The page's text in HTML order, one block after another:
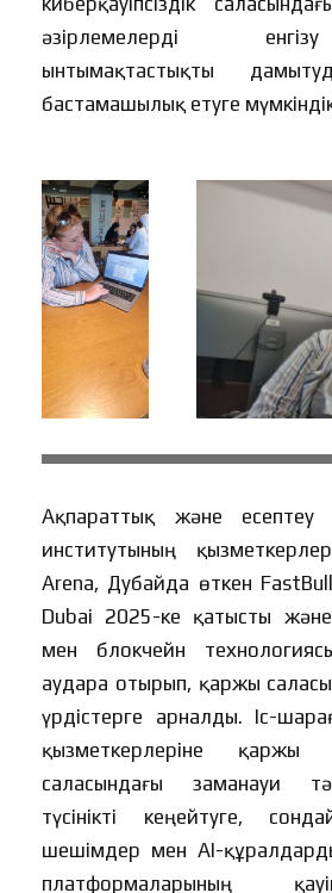
әзірлемелерді
ынтымақтастықты
бастамашылық етуге
Ақпараттық және есептеу
институтының
Arena, Дубайда өткен
Dubai 2025-ке қатысты
мен блокчейн
аудара отырып, қаржы
үрдістерге арналды. Іс-
қызметкерлеріне қаржы
саласындағы заманауи
түсінікті кеңейтуге,
шешімдер мен AI-
платформаларының